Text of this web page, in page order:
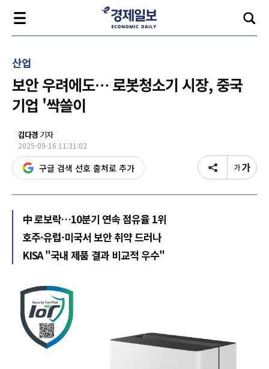
산업
보안 우려에도… 로봇청소기 시장, 중국
기업 '싹쓸이
김다경 기자
2025-09-16 11:31:02
구글 검색 선호 출처로 추가
中 로보락…10분기 연속 점유율 1위
호주·유럽·미국서 보안 취약 드러나
KISA "국내 제품 결과 비교적 우수"